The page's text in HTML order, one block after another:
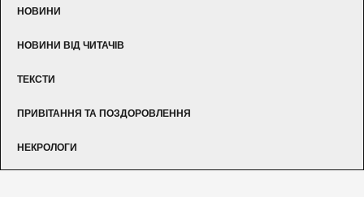
НОВИНИ
НОВИНИ ВІД ЧИТАЧІВ
ТЕКСТИ
ПРИВІТАННЯ ТА ПОЗДОРОВЛЕННЯ
НЕКРОЛОГИ